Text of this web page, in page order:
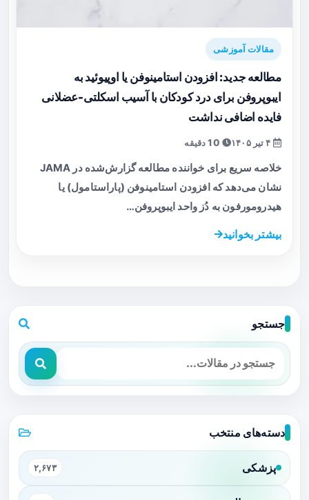
مقالات آموزشی
مطالعه جدید: افزودن استامینوفن یا اوپیوئید به
ایبوپروفن برای درد کودکان با آسیب اسکلتی-عضلانی
فایده اضافی نداشت
خلاصه سریع برای خواننده مطالعه گزارش‌شده در JAMA
نشان می‌دهد که افزودن استامینوفن (پاراستامول) یا
هیدرومورفون به دُز واحد ایبوپروفن…
بیشتر بخوانید
جستجو
دسته‌های منتخب
پزشکی ۲,۶۷۳